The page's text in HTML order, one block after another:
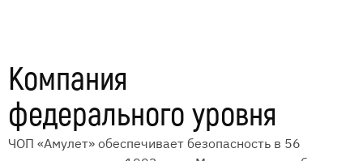
Компания
федерального уровня
ЧОП «Амулет» обеспечивает безопасность в 56